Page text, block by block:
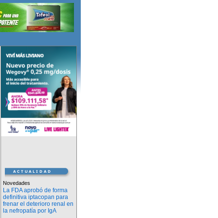
Novedades
La FDA aprobó de forma
definitiva iptacopan para
frenar el deterioro renal en
la nefropatía por IgA